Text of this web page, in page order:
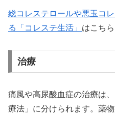
総コレステロールや悪玉コ
る「コレステ生活」 はこちら
治療
痛風や高尿酸血症の治療は
療法」に分けられます。薬